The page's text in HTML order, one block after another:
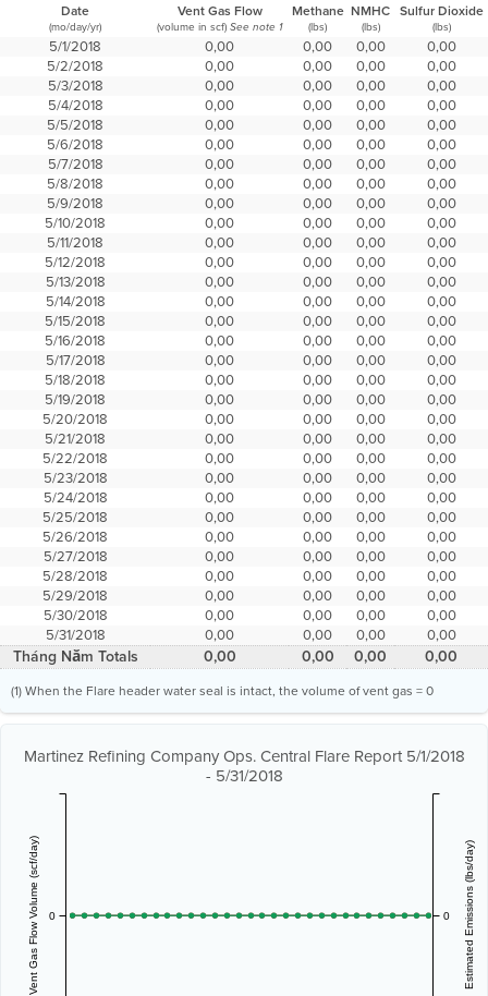
Date Vent Gas Flow Methane NMHC Sulfur Dioxide
(mo/day/yr) (volume in scf) See note 1 (lbs) (lbs) (lbs)
5/1/2018 0,00 0,00 0,00
0,00
5/2/2018
0,00 0,00 0,00
0,00
5/3/2018
0,00 0,00 0,00
0,00
5/4/2018
0,00 0,00 0,00
0,00
5/5/2018
0,00 0,00 0,00
0,00
5/6/2018
0,00 0,00 0,00
0,00
5/7/2018
0,00 0,00 0,00
0,00
5/8/2018
0,00 0,00 0,00
0,00
5/9/2018
0,00 0,00 0,00
0,00
5/10/2018
0,00 0,00 0,00
0,00
5/11/2018
0,00 0,00 0,00
0,00
5/12/2018
0,00 0,00 0,00
0,00
5/13/2018
0,00 0,00 0,00
0,00
5/14/2018
0,00 0,00 0,00
0,00
5/15/2018
0,00 0,00 0,00
0,00
5/16/2018
0,00 0,00 0,00
0,00
5/17/2018
0,00 0,00 0,00
0,00
5/18/2018
0,00 0,00 0,00
0,00
5/19/2018
0,00 0,00 0,00
0,00
5/20/2018
0,00 0,00 0,00
0,00
5/21/2018
0,00 0,00 0,00
0,00
5/22/2018
0,00 0,00 0,00
0,00
5/23/2018
0,00 0,00 0,00
0,00
5/24/2018
0,00 0,00 0,00
0,00
5/25/2018
0,00 0,00 0,00
0,00
5/26/2018
0,00 0,00 0,00
0,00
5/27/2018
0,00 0,00 0,00
0,00
5/28/2018
0,00 0,00 0,00
0,00
5/29/2018
0,00 0,00 0,00
0,00
5/30/2018
0,00 0,00 0,00
0,00
5/31/2018
0,00 0,00 0,00 0,00
Tháng Năm Totals 0,00 0,00 0,00 0,00
(1) When the Flare header water seal is intact, the volume of vent gas = 0
Martinez Refining Company Ops. Central Flare Report 5/1/2018
- 5/31/2018
Vent Gas Flow Volume (scf/day) 0 Estimated Emissions (lbs/day)
0